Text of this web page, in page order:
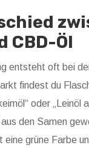
CBD-Öl
entsteht oft bei
findest du
oder „Leinöl
den Samen
eine grüne Farbe